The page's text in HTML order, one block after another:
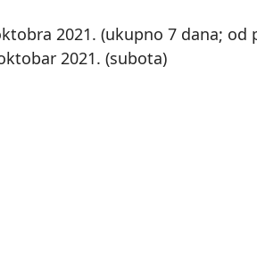
2021. (ukupno 7 dana; od
2021. (subota)